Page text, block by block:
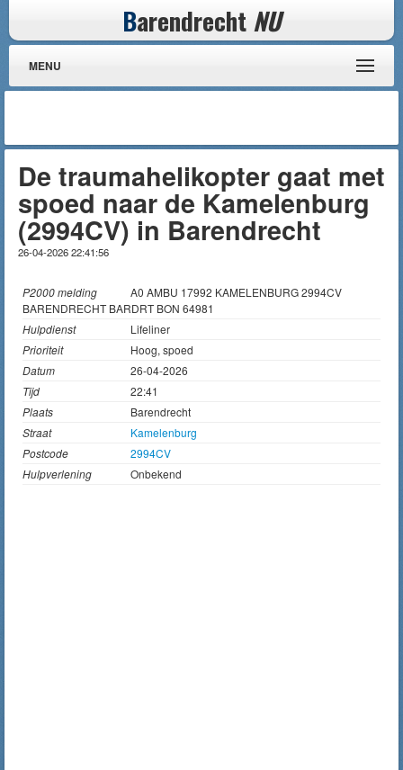
Barendrecht NU
MENU
De traumahelikopter gaat met
spoed naar de Kamelenburg
(2994CV) in Barendrecht
26-04-2026 22:41:56
P2000 melding
A0 AMBU 17992 KAMELENBURG 2994CV
BARENDRECHT BARDRT BON 64981
Hulpdienst
Lifeliner
Prioriteit
Hoog, spoed
Datum
26-04-2026
Tijd
22:41
Plaats
Barendrecht
Straat
Kamelenburg
Postcode
2994CV
Hulpverlening
Onbekend